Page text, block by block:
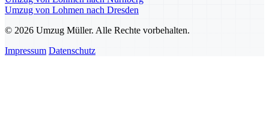
Umzug von Lohmen nach Dresden
© 2026 Umzug Müller. Alle Rechte vorbehalten.
Impressum Datenschutz